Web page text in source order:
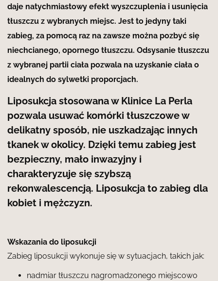
daje natychmiastowy efekt wyszczuplenia i usunięcia
tłuszczu z wybranych miejsc. Jest to jedyny taki
zabieg, za pomocą raz na zawsze można pozbyć się
niechcianego, opornego tłuszczu. Odsysanie tłuszczu
z wybranej partii ciała pozwala na uzyskanie ciała o
idealnych do sylwetki proporcjach.
Liposukcja stosowana w Klinice La Perla
pozwala usuwać komórki tłuszczowe w
delikatny sposób, nie uszkadzając innych
tkanek w okolicy. Dzięki temu zabieg jest
bezpieczny, mało inwazyjny i
charakteryzuje się szybszą
rekonwalescencją. Liposukcja to zabieg dla
kobiet i mężczyzn.
Wskazania do liposukcji
Zabieg liposukcji wykonuje się w sytuacjach, takich jak:
nadmiar tłuszczu nagromadzonego miejscowo